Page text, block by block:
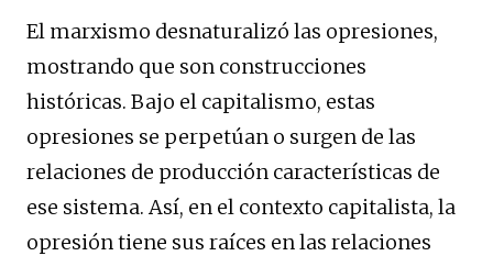
El marxismo desnaturalizó las opresiones,
mostrando que son construcciones
históricas. Bajo el capitalismo, estas
opresiones se perpetúan o surgen de las
relaciones de producción características de
ese sistema. Así, en el contexto capitalista, la
opresión tiene sus raíces en las relaciones